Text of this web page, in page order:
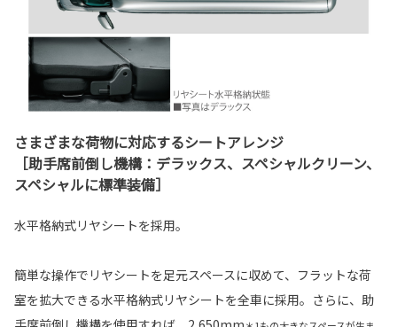
さまざまな荷物に対応するシートアレンジ
［助手席前倒し機構：デラックス、スペシャルクリーン、
スペシャルに標準装備］
水平格納式リヤシートを採用。
簡単な操作でリヤシートを足元スペースに収めて、フラットな荷
室を拡大できる水平格納式リヤシートを全車に採用。さらに、助